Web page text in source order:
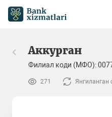
Аккурган
Филиал коди (МФО):
271 Янгиланган